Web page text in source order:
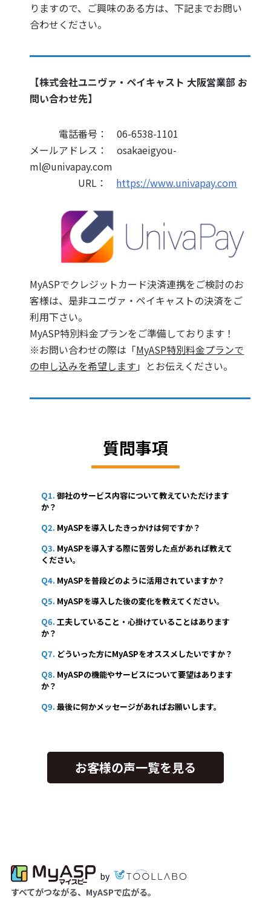
りますので、ご興味のある方は、下記までお問い
合わせください。
【株式会社ユニヴァ・ペイキャスト 大阪営業部 お
問い合わせ先】
電話番号： 06-6538-1101
メールアドレス： osakaeigyou-
ml@univapay.com
URL： https://www.univapay.com
MyASPでクレジットカード決済連携をご検討のお
客様は、是非ユニヴァ・ペイキャストの決済をご
利用下さい。
MyASP特別料金プランをご準備しております！
※お問い合わせの際は「MyASP特別料金プランで
の申し込みを希望します 」とお伝えください。
質問事項
Q1. 御社のサービス内容について教えていただけます
か？
Q2. MyASPを導入したきっかけは何ですか？
Q3. MyASPを導入する際に苦労した点があれば教えて
ください。
Q4. MyASPを普段どのように活用されていますか？
Q5. MyASPを導入した後の変化を教えてください。
Q6. 工夫していること・心掛けていることはあります
か？
Q7. どういった方にMyASPをオススメしたいですか？
Q8. MyASPの機能やサービスについて要望はあります
か？
Q9. 最後に何かメッセージがあればお願いします。
お客様の声一覧を見る
by
すべてがつながる、MyASPで広がる。